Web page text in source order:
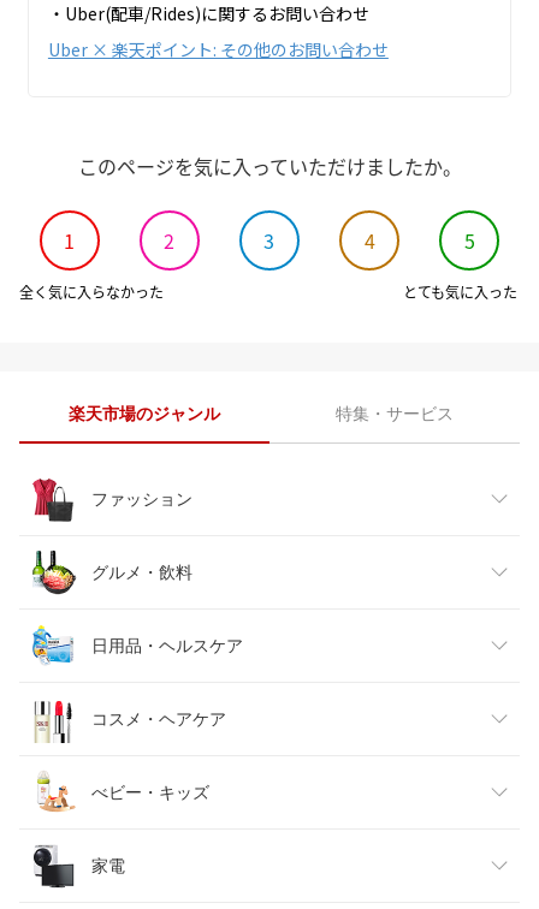
・Uber(配車/Rides)に関するお問い合わせ
Uber × 楽天ポイント: その他のお問い合わせ
このページを気に入っていただけましたか。
1 2 3 4 5
全く気に入らなかった とても気に入った
楽天市場のジャンル 特集・サービス
ファッション
レディースファッション
メンズファッション
キッズファッション
ベビーファッション
インナー・下着・ナイトウェア
グルメ・飲料
食品
スイーツ・お菓子
水・ソフトドリンク
ビール・洋酒
日用品・ヘルスケア
日用品雑貨・文房具・手芸
ダイエット・健康
医薬品・コンタクト・介護
コスメ・ヘアケア
美容・コスメ・香水
べビー・キッズ
キッズ・ベビー・マタニティ
家電